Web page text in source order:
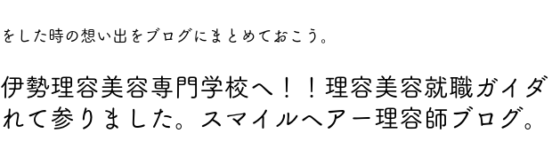
をした時の想い出をブログにまとめておこう。
伊勢理容美容専門学校へ！！理容美容就職ガイ
れて参りました。スマイルヘアー理容師ブログ。